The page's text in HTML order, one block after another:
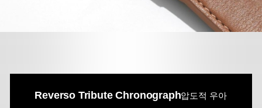
Reverso Tribute Chronograph압도적 우아